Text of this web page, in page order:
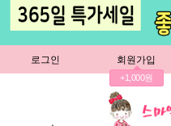
로그인 회원가입
+1,000원